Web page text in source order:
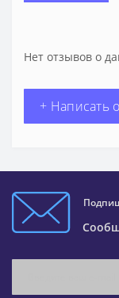
Нет отзывов о
+ Написать